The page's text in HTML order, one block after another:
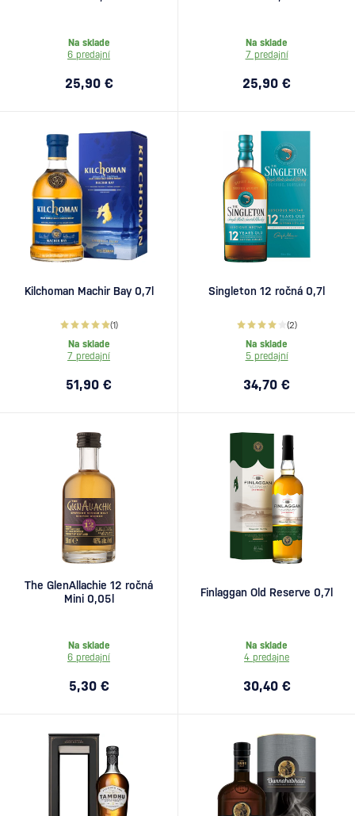
Na sklade
6 predajní
25,90 €
Na sklade
7 predajní
25,90 €
Kilchoman Machir Bay 0,7l
(1)
Na sklade
7 predajní
51,90 €
Singleton 12 ročná 0,7l
(2)
Na sklade
5 predajní
34,70 €
The GlenAllachie 12 ročná
Mini 0,05l
Na sklade
6 predajní
5,30 €
Finlaggan Old Reserve 0,7l
Na sklade
4 predajne
30,40 €